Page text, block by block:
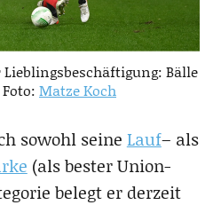
Bälle
Matze Koch
sowohl seine Lauf– als
(als bester Union-
belegt er derzeit